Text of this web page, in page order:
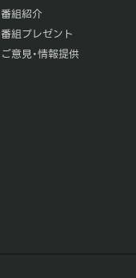
番組紹介
番組プレゼント
ご意見・情報提供